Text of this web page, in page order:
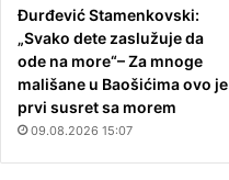
Đurđević Stamenkovski:
„Svako dete zaslužuje da
ode na more“– Za mnoge
mališane u Baošićima ovo je
prvi susret sa morem
09.08.2026 15:07